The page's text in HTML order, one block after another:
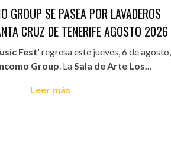
GROUP SE PASEA POR LAVADEROS
CRUZ DE TENERIFE AGOSTO 2026
Fest' regresa este jueves, 6 de agosto,
Group. LaSala de Arte Los...
Leer más